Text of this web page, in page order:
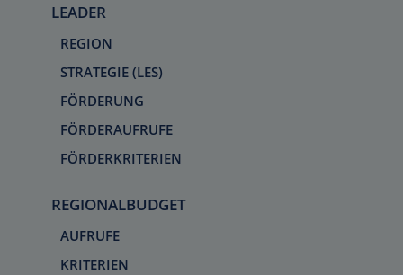
LEADER
REGION
STRATEGIE (LES)
FÖRDERUNG
FÖRDERAUFRUFE
FÖRDERKRITERIEN
REGIONALBUDGET
AUFRUFE
KRITERIEN